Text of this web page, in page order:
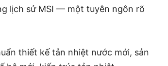
lịch sử MSI — một tuyên ngôn rõ
thiết kế tản nhiệt nước mới, sản